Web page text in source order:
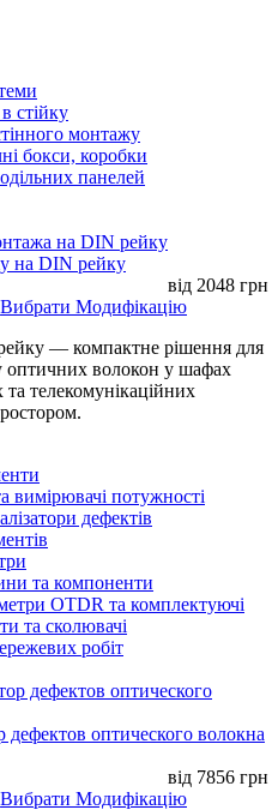
стійку
монтажу
бокси, коробки
панелей
на DIN рейку
від 2048 грн
Вибрати Модифікацію
— компактне рішення для
оптичних волокон у шафах
телекомунікаційних
вимірювачі потужності
дефектів
та компоненти
OTDR та комплектуючі
та сколювачі
робіт
оптического волокна
від 7856 грн
Вибрати Модифікацію